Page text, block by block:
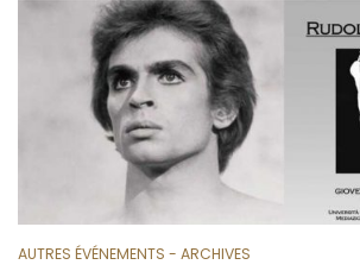
AUTRES ÉVÉNEMENTS - ARCHIVES